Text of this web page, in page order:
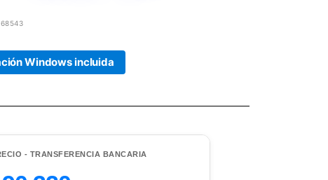
68543
Windows incluida
- TRANSFERENCIA BANCARIA